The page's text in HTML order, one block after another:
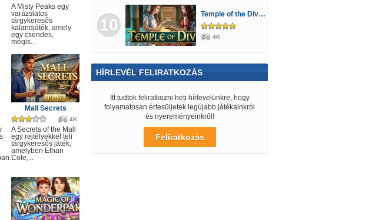
A Misty Peaks egy
varázslatos
tárgykeresős
kalandjáték, amely
egy csendes,
mégis...
Mall Secrets
4K
A Secrets of the Mall
egy rejtélyekkel teli
tárgykeresős játék,
amelyben Ethan
Cole,...
10
Temple of the Divine
4K
HÍRLEVÉL FELIRATKOZÁS
Itt tudtok feliratkozni heti hírlevelünkre, hogy
folyamatosan értesüljetek legújabb játékainkról
és nyereményeinkről!
Feliratkozás